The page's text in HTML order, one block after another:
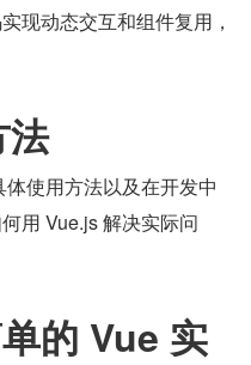
现动态交互和组件复用，
使用方法以及在开发中
用 Vue.js 解决实际问
的 Vue 实